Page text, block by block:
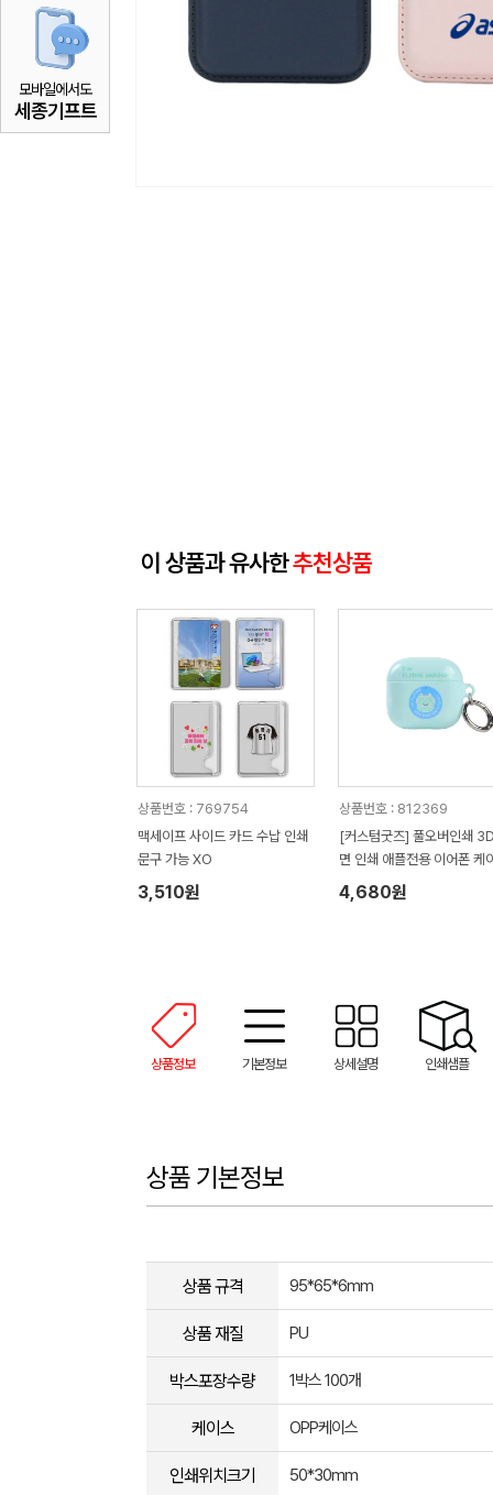
모바일에서도
세종기프트
이 상품과 유사한추천상품
상품번호 : 769754
맥세이프 사이드 카드 수납 인쇄
문구 가능 XO
3,510원
상품번호 : 812369
[커스텀굿즈] 풀오버인쇄
면 인쇄 애플전용 이어폰 케
4,680원
상품정보 기본정보 상세설명 인쇄샘플
상품 기본정보
상품 규격 95*65*6mm
상품 재질 PU
박스포장수량 1박스 100개
케이스 OPP케이스
인쇄위치크기 50*30mm